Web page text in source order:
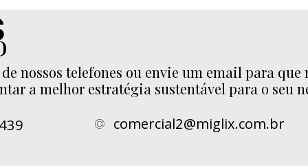
Inox
de Aço
nossos telefones ou envie um email para que
a melhor estratégia sustentável para o seu
comercial2@miglix.com.br